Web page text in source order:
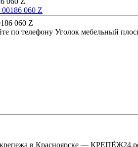
060 Z
по телефону
в Красноярске —